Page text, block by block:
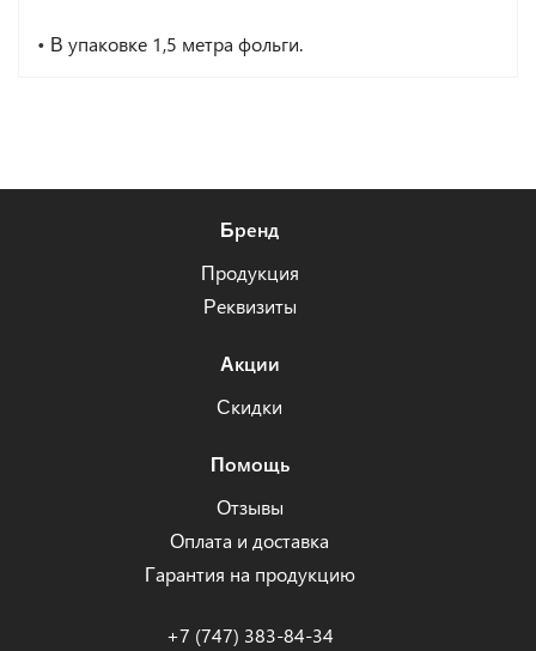
• В упаковке 1,5 метра фольги.
Бренд
Продукция
Реквизиты
Акции
Скидки
Помощь
Отзывы
Оплата и доставка
Гарантия на продукцию
+7 (747) 383-84-34